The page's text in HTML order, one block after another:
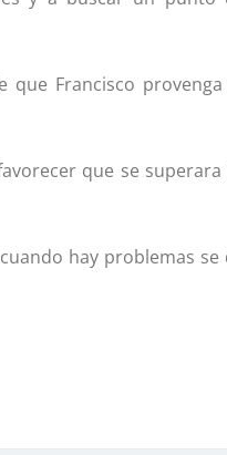
Francisco
que se
hay problemas